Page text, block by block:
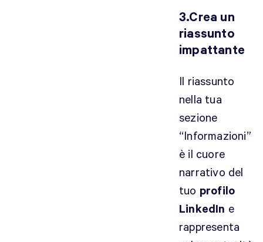
3.Crea un
riassunto
impattante
Il riassunto
nella tua
sezione
“Informazioni”
è il cuore
narrativo del
tuo profilo
LinkedIn e
rappresenta